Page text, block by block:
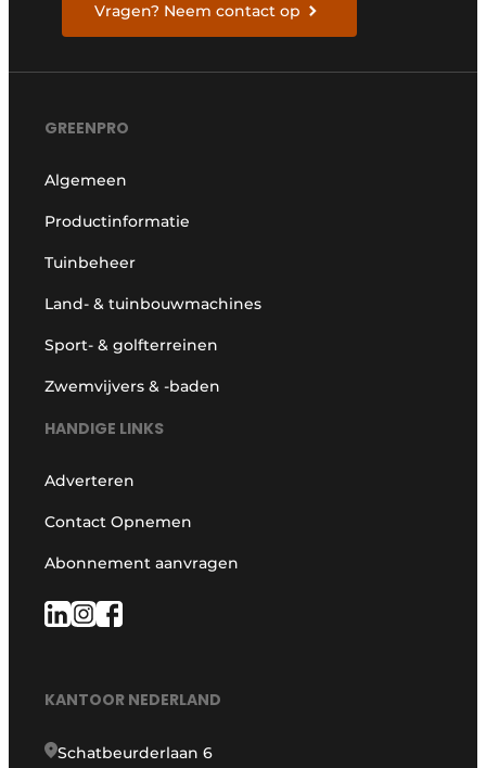
Vragen? Neem contact op
GREENPRO
Algemeen
Productinformatie
Tuinbeheer
Land- & tuinbouwmachines
Sport- & golfterreinen
Zwemvijvers & -baden
HANDIGE LINKS
Adverteren
Contact Opnemen
Abonnement aanvragen
KANTOOR NEDERLAND
Schatbeurderlaan 6